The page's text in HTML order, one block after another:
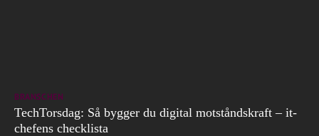
BRANSCHEN
TechTorsdag: Så bygger du digital motståndskraft – it-
chefens checklista